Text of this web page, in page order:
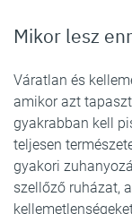
Mikor lesz
Váratlan és
amikor azt
gyakrabban kell
teljesen
gyakori
szellőző ruházat,